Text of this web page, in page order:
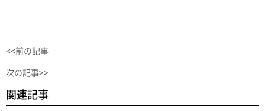
<<前の記事
次の記事>>
関連記事